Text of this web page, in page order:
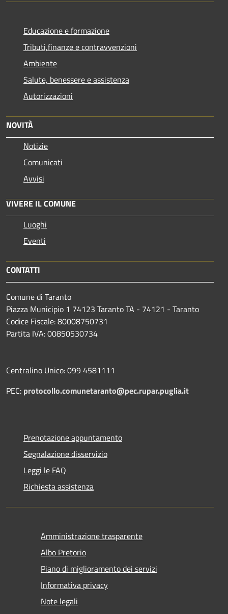
Educazione e formazione
Tributi,finanze e contravvenzioni
Ambiente
Salute, benessere e assistenza
Autorizzazioni
NOVITÀ
Notizie
Comunicati
Avvisi
VIVERE IL COMUNE
Luoghi
Eventi
CONTATTI
Comune di Taranto
Piazza Municipio 1 74123 Taranto TA - 74121 - Taranto
Codice Fiscale: 80008750731
Partita IVA: 00850530734
Centralino Unico: 099 4581111
PEC: protocollo.comunetaranto@pec.rupar.puglia.it
Prenotazione appuntamento
Segnalazione disservizio
Leggi le FAQ
Richiesta assistenza
Amministrazione trasparente
Albo Pretorio
Piano di miglioramento dei servizi
Informativa privacy
Note legali